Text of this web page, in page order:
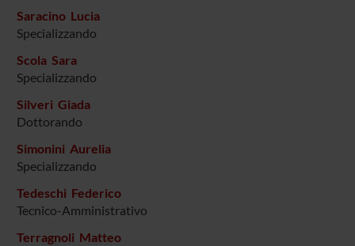
Saracino Lucia
Specializzando
Scola Sara
Specializzando
Silveri Giada
Dottorando
Simonini Aurelia
Specializzando
Tedeschi Federico
Tecnico-Amministrativo
Terragnoli Matteo